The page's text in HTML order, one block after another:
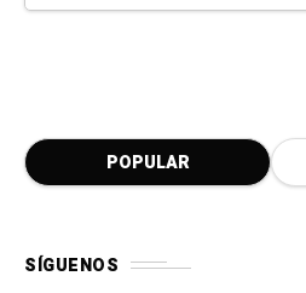
POPULAR
SÍGUENOS